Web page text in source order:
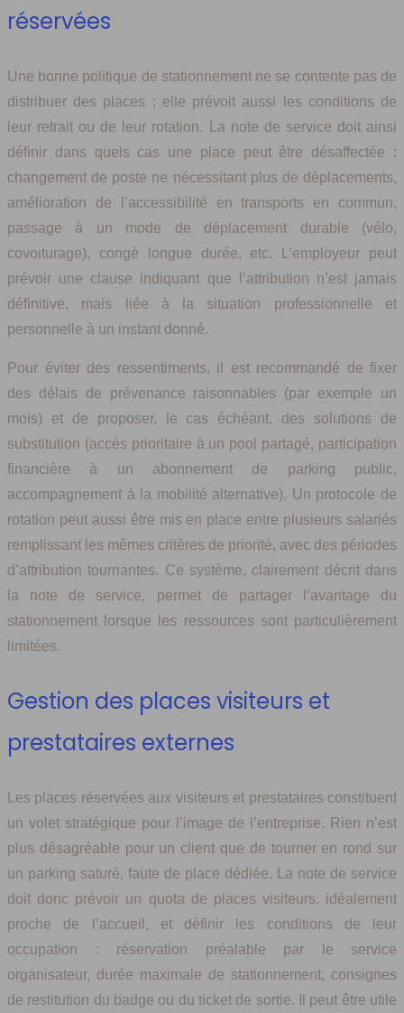
réservées
Une bonne politique de stationnement ne se contente pas de
distribuer des places ; elle prévoit aussi les conditions de
leur retrait ou de leur rotation. La note de service doit ainsi
définir dans quels cas une place peut être désaffectée :
changement de poste ne nécessitant plus de déplacements,
amélioration de l’accessibilité en transports en commun,
passage à un mode de déplacement durable (vélo,
covoiturage), congé longue durée, etc. L’employeur peut
prévoir une clause indiquant que l’attribution n’est jamais
définitive, mais liée à la situation professionnelle et
personnelle à un instant donné.
Pour éviter des ressentiments, il est recommandé de fixer
des délais de prévenance raisonnables (par exemple un
mois) et de proposer, le cas échéant, des solutions de
substitution (accès prioritaire à un pool partagé, participation
financière à un abonnement de parking public,
accompagnement à la mobilité alternative). Un protocole de
rotation peut aussi être mis en place entre plusieurs salariés
remplissant les mêmes critères de priorité, avec des périodes
d’attribution tournantes. Ce système, clairement décrit dans
la note de service, permet de partager l’avantage du
stationnement lorsque les ressources sont particulièrement
limitées.
Gestion des places visiteurs et
prestataires externes
Les places réservées aux visiteurs et prestataires constituent
un volet stratégique pour l’image de l’entreprise. Rien n’est
plus désagréable pour un client que de tourner en rond sur
un parking saturé, faute de place dédiée. La note de service
doit donc prévoir un quota de places visiteurs, idéalement
proche de l’accueil, et définir les conditions de leur
occupation : réservation préalable par le service
organisateur, durée maximale de stationnement, consignes
de restitution du badge ou du ticket de sortie. Il peut être utile